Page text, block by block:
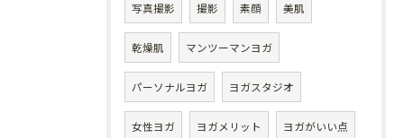
写真撮影 撮影 素顔 美肌
乾燥肌 マンツーマンヨガ
パーソナルヨガ ヨガスタジオ
女性ヨガ ヨガメリット ヨガがいい点